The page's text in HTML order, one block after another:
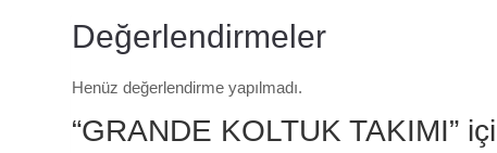
Değerlendirmeler
Henüz değerlendirme yapılmadı.
“GRANDE KOLTUK TAKIMI”